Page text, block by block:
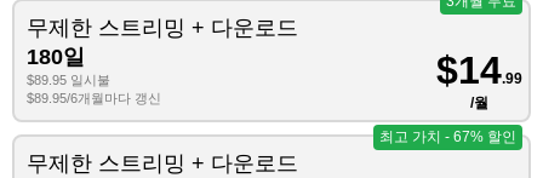
무제한 스트리밍 + 다운로드
180일
$89.95 일시불
$89.95/6개월마다 갱신
$14.99
/월
무제한 스트리밍 + 다운로드
최고 가치 - 67% 할인